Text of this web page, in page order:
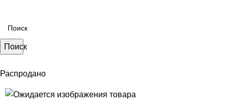
Поиск
Распродано